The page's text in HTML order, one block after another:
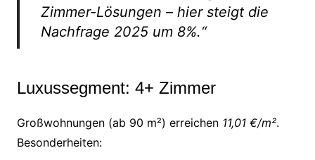
Zimmer-Lösungen – hier steigt die
Nachfrage 2025 um 8%.“
Luxussegment: 4+ Zimmer
Großwohnungen (ab 90 m²) erreichen 11,01 €/m².
Besonderheiten: